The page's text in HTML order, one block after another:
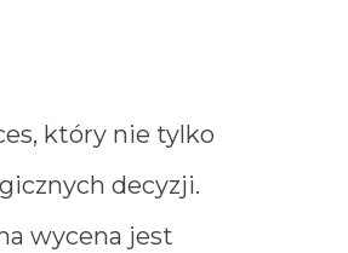
który nie tylko
decyzji.
wycena jest